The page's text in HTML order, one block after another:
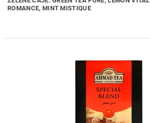
ROMANCE, MINT MISTIQUE